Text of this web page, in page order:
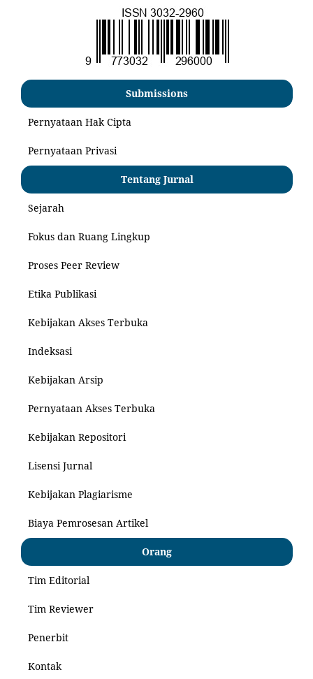
Submissions
Pernyataan Hak Cipta
Pernyataan Privasi
Tentang Jurnal
Sejarah
Fokus dan Ruang Lingkup
Proses Peer Review
Etika Publikasi
Kebijakan Akses Terbuka
Indeksasi
Kebijakan Arsip
Pernyataan Akses Terbuka
Kebijakan Repositori
Lisensi Jurnal
Kebijakan Plagiarisme
Biaya Pemrosesan Artikel
Orang
Tim Editorial
Tim Reviewer
Penerbit
Kontak